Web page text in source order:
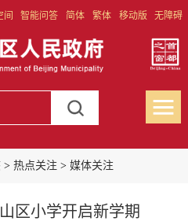
间 智能问答 简体 繁体 移动版 无障碍
> 热点关注> 媒体关注
区小学开启新学期